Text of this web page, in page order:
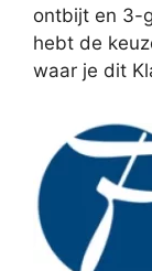
ontbijt en 3-
hebt de
waar je dit